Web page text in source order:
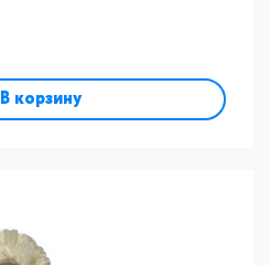
В корзину